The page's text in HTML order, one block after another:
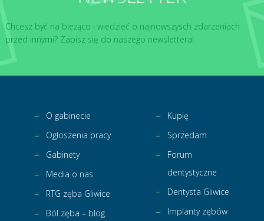
Chcesz być na bieżąco i wiedzieć o najnowszysch zdarzeniach
przed innymi? Zapisz się do naszego newslettera!
O gabinecie
Ogłoszenia pracy
Gabinety
Media o nas
RTG zęba Gliwice
Ból zęba – blog
Kupię
Sprzedam
Forum
dentystyczne
Dentysta Gliwice
Implanty zębów